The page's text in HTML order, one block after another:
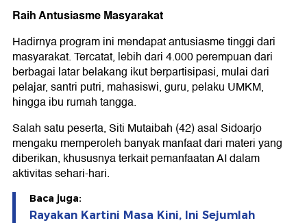
Raih Antusiasme Masyarakat
Hadirnya program ini mendapat antusiasme tinggi dari
masyarakat. Tercatat, lebih dari 4.000 perempuan dari
berbagai latar belakang ikut berpartisipasi, mulai dari
pelajar, santri putri, mahasiswi, guru, pelaku UMKM,
hingga ibu rumah tangga.
Salah satu peserta, Siti Mutaibah (42) asal Sidoarjo
mengaku memperoleh banyak manfaat dari materi yang
diberikan, khususnya terkait pemanfaatan AI dalam
aktivitas sehari-hari.
Baca juga:
Rayakan Kartini Masa Kini, Ini Sejumlah